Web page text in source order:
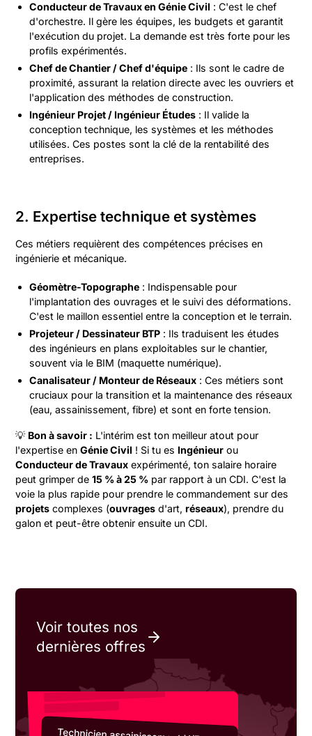
Conducteur de Travaux en Génie Civil : C'est le chef
d'orchestre. Il gère les équipes, les budgets et garantit
l'exécution du projet. La demande est très forte pour les
profils expérimentés.
Chef de Chantier / Chef d'équipe : Ils sont le cadre de
proximité, assurant la relation directe avec les ouvriers et
l'application des méthodes de construction.
Ingénieur Projet / Ingénieur Études : Il valide la
conception technique, les systèmes et les méthodes
utilisées. Ces postes sont la clé de la rentabilité des
entreprises.
2. Expertise technique et systèmes
Ces métiers requièrent des compétences précises en
ingénierie et mécanique.
Géomètre-Topographe : Indispensable pour
l'implantation des ouvrages et le suivi des déformations.
C'est le maillon essentiel entre la conception et le terrain.
Projeteur / Dessinateur BTP : Ils traduisent les études
des ingénieurs en plans exploitables sur le chantier,
souvent via le BIM (maquette numérique).
Canalisateur / Monteur de Réseaux : Ces métiers sont
cruciaux pour la transition et la maintenance des réseaux
(eau, assainissement, fibre) et sont en forte tension.
💡 Bon à savoir : L'intérim est ton meilleur atout pour
l'expertise enGénie Civil ! Si tu es Ingénieur ou
Conducteur de Travaux expérimenté, ton salaire horaire
peut grimper de15 % à 25 % par rapport à un CDI. C'est la
voie la plus rapide pour prendre le commandement sur des
projets complexes (ouvrages d'art,réseaux), prendre du
galon et peut-être obtenir ensuite un CDI.
Voir toutes nos
dernières offres